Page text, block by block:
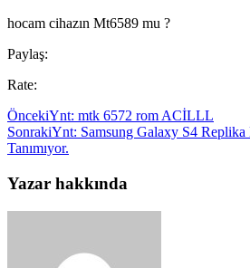
hocam cihazın Mt6589 mu ?
Paylaş:
Rate:
ÖncekiYnt: mtk 6572 rom ACİLLL
SonrakiYnt: Samsung Galaxy S4
Tanımıyor.
Yazar hakkında